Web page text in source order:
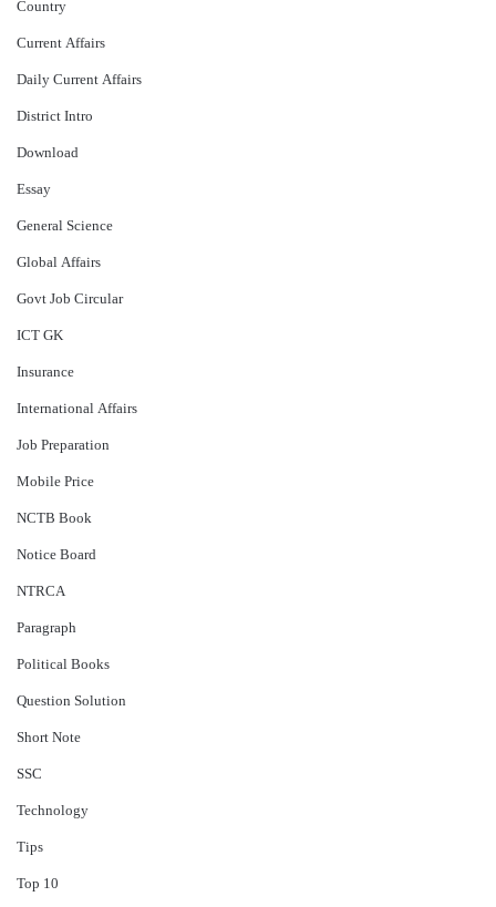
Country
Current Affairs
Daily Current Affairs
District Intro
Download
Essay
General Science
Global Affairs
Govt Job Circular
ICT GK
Insurance
International Affairs
Job Preparation
Mobile Price
NCTB Book
Notice Board
NTRCA
Paragraph
Political Books
Question Solution
Short Note
‍SSC
Technology
Tips
Top 10